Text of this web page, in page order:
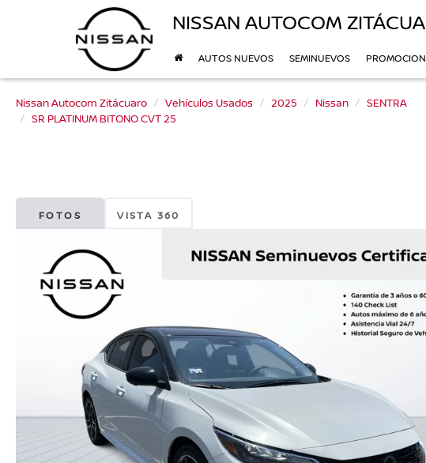
NISSAN AUTOCOM
AUTOS NUEVOS SEMINUEVOS
Nissan Autocom Zitácuaro Vehículos Usados 2025 Nissan
SENTRA
SR PLATINUM BITONO CVT 25
FOTOS VISTA 360